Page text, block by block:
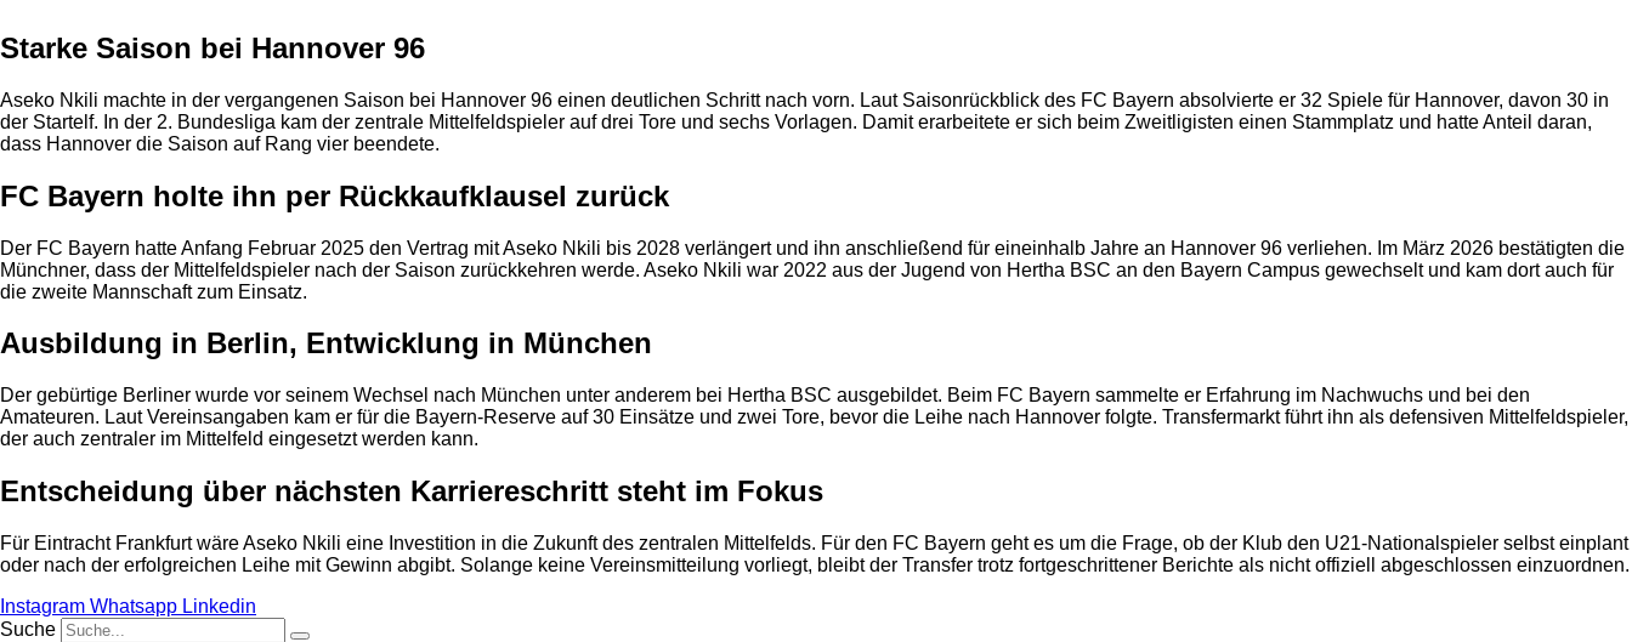
Starke Saison bei Hannover 96
Aseko Nkili machte in der vergangenen Saison bei Hannover 96 einen deutlichen Schritt nach vorn. Laut Saisonrückblick des FC Bayern absolvierte er 32 Spiele für Hannover, davon 30 in
der Startelf. In der 2. Bundesliga kam der zentrale Mittelfeldspieler auf drei Tore und sechs Vorlagen. Damit erarbeitete er sich beim Zweitligisten einen Stammplatz und hatte Anteil daran,
dass Hannover die Saison auf Rang vier beendete.
FC Bayern holte ihn per Rückkaufklausel zurück
Der FC Bayern hatte Anfang Februar 2025 den Vertrag mit Aseko Nkili bis 2028 verlängert und ihn anschließend für eineinhalb Jahre an Hannover 96 verliehen. Im März 2026 bestätigten die
Münchner, dass der Mittelfeldspieler nach der Saison zurückkehren werde. Aseko Nkili war 2022 aus der Jugend von Hertha BSC an den Bayern Campus gewechselt und kam dort auch für
die zweite Mannschaft zum Einsatz.
Ausbildung in Berlin, Entwicklung in München
Der gebürtige Berliner wurde vor seinem Wechsel nach München unter anderem bei Hertha BSC ausgebildet. Beim FC Bayern sammelte er Erfahrung im Nachwuchs und bei den
Amateuren. Laut Vereinsangaben kam er für die Bayern-Reserve auf 30 Einsätze und zwei Tore, bevor die Leihe nach Hannover folgte. Transfermarkt führt ihn als defensiven Mittelfeldspieler,
der auch zentraler im Mittelfeld eingesetzt werden kann.
Entscheidung über nächsten Karriereschritt steht im Fokus
Für Eintracht Frankfurt wäre Aseko Nkili eine Investition in die Zukunft des zentralen Mittelfelds. Für den FC Bayern geht es um die Frage, ob der Klub den U21-Nationalspieler selbst einplant
oder nach der erfolgreichen Leihe mit Gewinn abgibt. Solange keine Vereinsmitteilung vorliegt, bleibt der Transfer trotz fortgeschrittener Berichte als nicht offiziell abgeschlossen einzuordnen.
Instagram Whatsapp Linkedin
Suche
2